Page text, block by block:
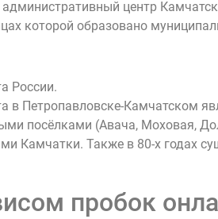
центр
которой образовано
России.
в Петропавловске-Камчатском
посёлками (Авача, Моховая,
Камчатки. Также в 80-х годах
пробок